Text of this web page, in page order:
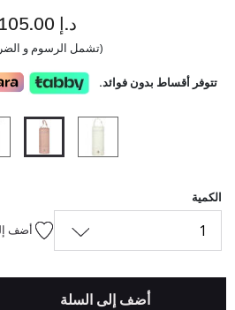
د.إ 105.00
(تشمل الرسوم و
تتوفر أقساط بدون فوائد.
الكمية
1 أضف
أضف إلى السلة